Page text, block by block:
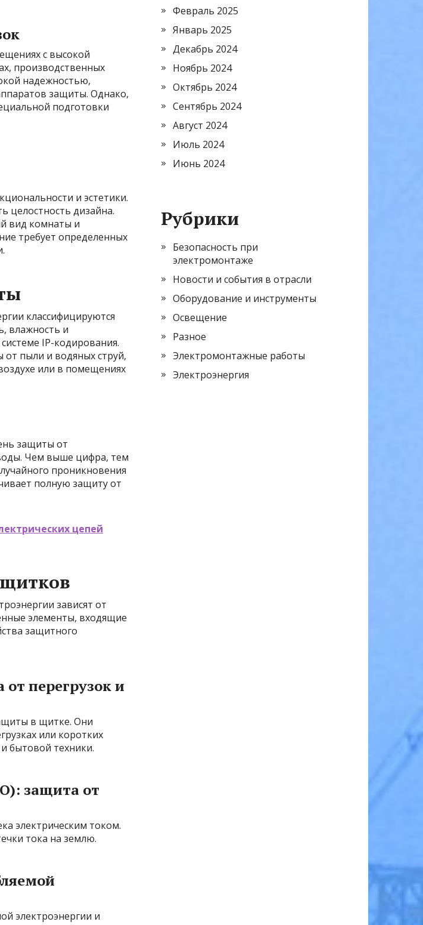
с высокой
производственных
надежностью,
защиты. Однако,
подготовки
и эстетики.
целостность дизайна.
вид комнаты и
требует определенных
классифицируются
влажность и
IP-кодирования.
пыли и водяных струй,
или в помещениях
защиты от
Чем выше цифра, тем
проникновения
полную защиту от
цепей
зависят от
элементы, входящие
защитного
перегрузок и
в щитке. Они
или коротких
бытовой техники.
защита от
электрическим током.
тока на землю.
электроэнергии и
Февраль 2025
Январь 2025
Декабрь 2024
Ноябрь 2024
Октябрь 2024
Сентябрь 2024
Август 2024
Июль 2024
Июнь 2024
Рубрики
Безопасность при
электромонтаже
Новости и события в отрасли
Оборудование и инструменты
Освещение
Разное
Электромонтажные работы
Электроэнергия